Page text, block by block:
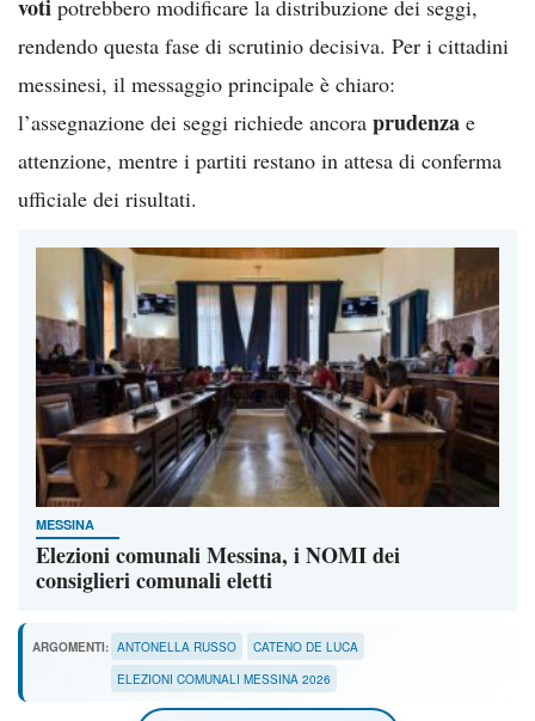
voti potrebbero modificare la distribuzione dei seggi,
rendendo questa fase di scrutinio decisiva. Per i cittadini
messinesi, il messaggio principale è chiaro:
l’assegnazione dei seggi richiede ancora prudenza e
attenzione, mentre i partiti restano in attesa di conferma
ufficiale dei risultati.
MESSINA
Elezioni comunali Messina, i NOMI dei
consiglieri comunali eletti
ARGOMENTI: ANTONELLA RUSSO
CATENO DE LUCA
ELEZIONI COMUNALI MESSINA 2026